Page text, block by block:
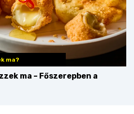
ma?
ma – Főszerepben a